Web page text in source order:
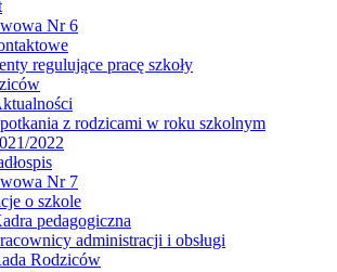
Nr 6
regulujące pracę szkoły
z rodzicami w roku szkolnym
2022
Nr 7
o szkole
pedagogiczna
administracji i obsługi
Rodziców